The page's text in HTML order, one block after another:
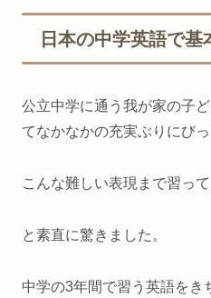
日本の中学英語で基
公立中学に通う我が家の子
てなかなかの充実ぶりにびっ
こんな難しい表現まで習っ
と素直に驚きました。
中学の3年間で習う英語をき